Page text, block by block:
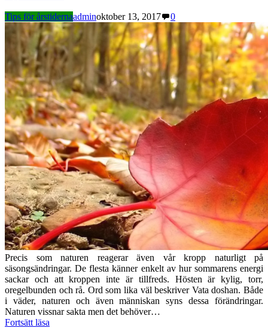
Tips för årstidernaadminoktober 13, 2017 0
Precis som naturen reagerar även vår kropp naturligt på
säsongsändringar. De flesta känner enkelt av hur sommarens energi
sackar och att kroppen inte är tillfreds. Hösten är kylig, torr,
oregelbunden och rå. Ord som lika väl beskriver Vata doshan. Både
i väder, naturen och även människan syns dessa förändringar.
Naturen vissnar sakta men det behöver…
Fortsätt läsa